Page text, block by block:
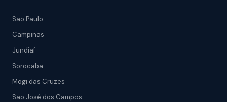
São Paulo
Campinas
Jundiaí
Sorocaba
Mogi das Cruzes
São José dos Campos